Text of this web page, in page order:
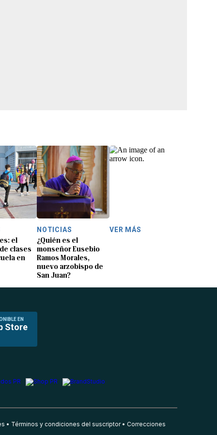
el
clases
en
NOTICIAS
¿Quién es el
monseñor Eusebio
Ramos Morales,
nuevo arzobispo de
San Juan?
VER MÁS
EN
Store
Términos y condiciones del suscriptor Correcciones